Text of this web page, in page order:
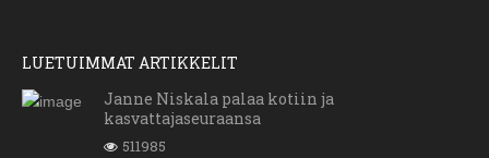
LUETUIMMAT ARTIKKELIT
Janne Niskala palaa kotiin ja
kasvattajaseuraansa
511985